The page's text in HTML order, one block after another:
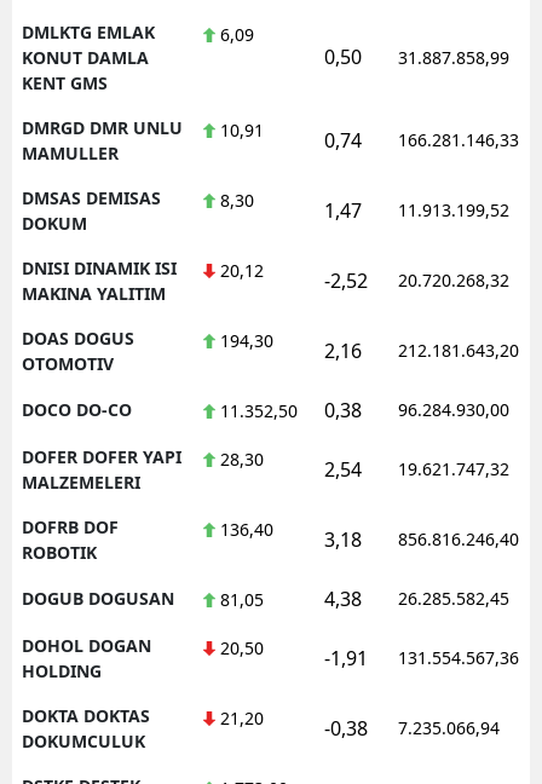
DMLKTG EMLAK
KONUT DAMLA
KENT GMS
6,09
0,50 31.887.858,99
DMRGD DMR UNLU
MAMULLER
10,91 0,74 166.281.146,33
DMSAS DEMISAS
DOKUM
8,30 1,47 11.913.199,52
DNISI DINAMIK ISI
MAKINA YALITIM
20,12 -2,52 20.720.268,32
DOAS DOGUS
OTOMOTIV
194,30 2,16 212.181.643,20
DOCO DO-CO 11.352,50 0,38 96.284.930,00
DOFER DOFER YAPI
MALZEMELERI
28,30 2,54 19.621.747,32
DOFRB DOF
ROBOTIK
136,40 3,18 856.816.246,40
DOGUB DOGUSAN 81,05 4,38 26.285.582,45
DOHOL DOGAN
HOLDING
20,50 -1,91 131.554.567,36
DOKTA DOKTAS
DOKUMCULUK
21,20 -0,38 7.235.066,94